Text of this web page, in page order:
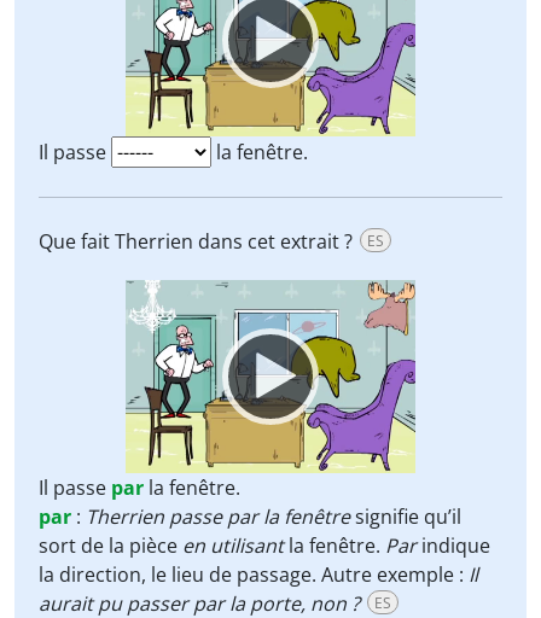
Il passe la fenêtre.
Que fait Therrien dans cet extrait ? ES
Video
Player
Il passe par la fenêtre.
par : Therrien passe par la fenêtresignifie qu’il
sort de la pièce en utilisantla fenêtre. Parindique
la direction, le lieu de passage. Autre exemple : Il
aurait pu passer par la porte, non ?
ES